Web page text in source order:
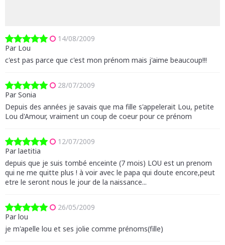
14/08/2009
Par Lou
c'est pas parce que c'est mon prénom mais j'aime beaucoup!!!
28/07/2009
Par Sonia
Depuis des années je savais que ma fille s'appelerait Lou, petite
Lou d'Amour, vraiment un coup de coeur pour ce prénom
12/07/2009
Par laetitia
depuis que je suis tombé enceinte (7 mois) LOU est un prenom
qui ne me quitte plus ! à voir avec le papa qui doute encore,peut
etre le seront nous le jour de la naissance...
26/05/2009
Par lou
je m'apelle lou et ses jolie comme prénoms(fille)